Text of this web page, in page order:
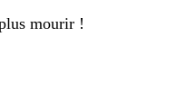
mourir !